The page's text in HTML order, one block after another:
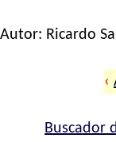
Autor: Ricardo
‹
Buscador